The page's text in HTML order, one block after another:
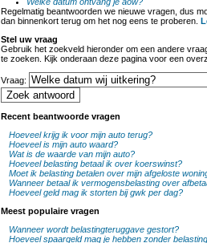
Regelmatig beantwoorden we nieuwe vragen, dus
dan binnenkort terug om het nog eens te proberen.
Stel uw vraag
Gebruik het zoekveld hieronder om een andere
te zoeken. Kijk onderaan deze pagina voor een
Vraag:
Recent beantwoorde vragen
Hoeveel krijg ik voor mijn auto terug?
Hoeveel is mijn auto waard?
Wat is de waarde van mijn auto?
Hoeveel belasting betaal ik over koerswinst?
Moet ik belasting betalen over mijn afgeloste
Wanneer betaal ik vermogensbelasting over
Hoeveel geld mag ik storten bij gwk per dag?
Meest populaire vragen
Wanneer wordt belastingteruggave gestort?
Hoeveel spaargeld mag je hebben zonder